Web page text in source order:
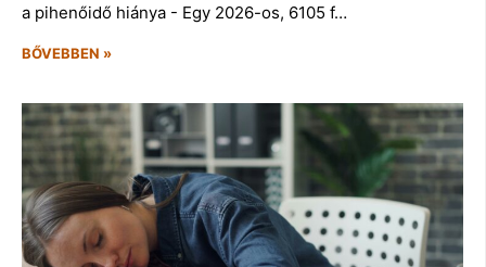
a pihenőidő hiánya - Egy 2026-os, 6105 f…
BŐVEBBEN »